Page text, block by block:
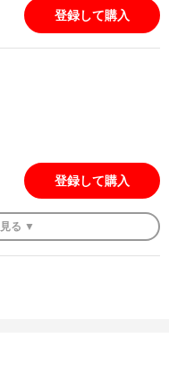
登録して購入
登録して購入
見る ▼